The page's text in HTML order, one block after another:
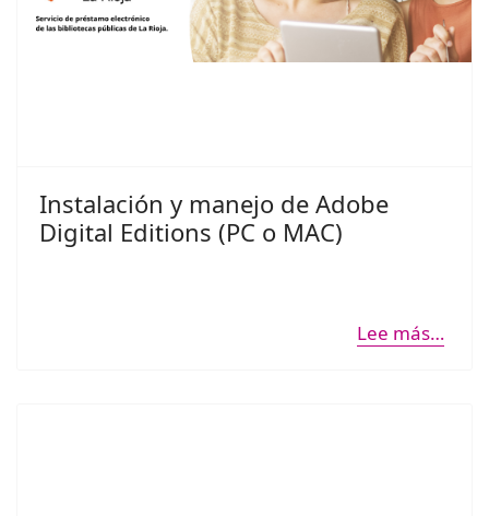
Instalación y manejo de Adobe
Digital Editions (PC o MAC)
Lee más…